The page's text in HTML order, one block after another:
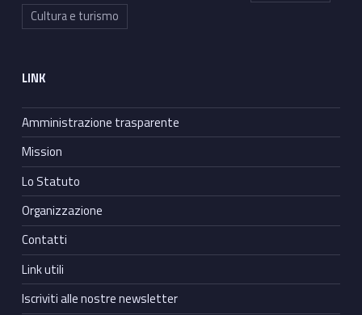
Cultura e turismo
LINK
Amministrazione trasparente
Mission
Lo Statuto
Organizzazione
Contatti
Link utili
Iscriviti alle nostre newsletter